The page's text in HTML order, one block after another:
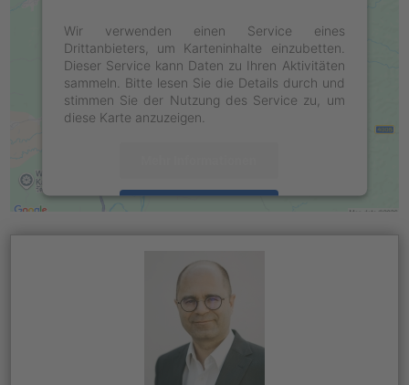
Wir verwenden einen Service eines
Drittanbieters, um Karteninhalte einzubetten.
Dieser Service kann Daten zu Ihren Aktivitäten
sammeln. Bitte lesen Sie die Details durch und
stimmen Sie der Nutzung des Service zu, um
diese Karte anzuzeigen.
Management Platform